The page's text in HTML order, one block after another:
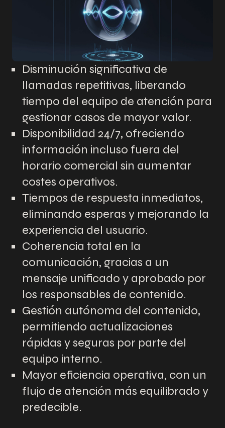
Disminución significativa de
llamadas repetitivas, liberando
tiempo del equipo de atención para
gestionar casos de mayor valor.
Disponibilidad 24/7, ofreciendo
información incluso fuera del
horario comercial sin aumentar
costes operativos.
Tiempos de respuesta inmediatos,
eliminando esperas y mejorando la
experiencia del usuario.
Coherencia total en la
comunicación, gracias a un
mensaje unificado y aprobado por
los responsables de contenido.
Gestión autónoma del contenido,
permitiendo actualizaciones
rápidas y seguras por parte del
equipo interno.
Mayor eficiencia operativa, con un
flujo de atención más equilibrado y
predecible.